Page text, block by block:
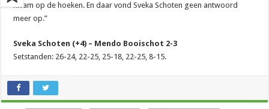
kwam op de hoeken. En daar vond Sveka Schoten geen antwoord
meer op.”
Sveka Schoten (+4) – Mendo Booischot 2-3
Setstanden: 26-24, 22-25, 25-18, 22-25, 8-15.